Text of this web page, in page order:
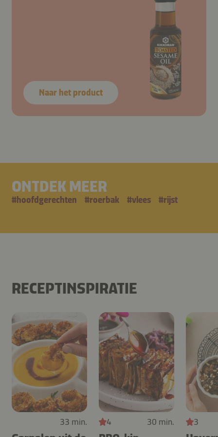
Naar het product
ONTDEK MEER
#hoofdgerechten #roerbak #vlees #rijst
RECEPTINSPIRATIE
33 min. 4 30 min. 3